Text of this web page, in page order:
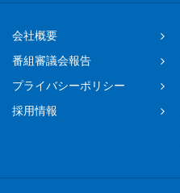
会社概要
番組審議会報告
プライバシーポリシー
採用情報